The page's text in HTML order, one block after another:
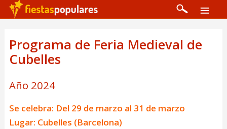
Programa de Feria Medieval de
Cubelles
Año 2024
Se celebra: Del 29 de marzo al 31 de marzo
Lugar: Cubelles (Barcelona)